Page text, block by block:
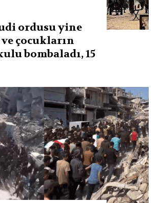
ordusu yine
çocukların
bombaladı, 15